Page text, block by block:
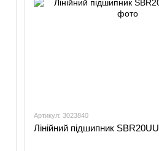
Артикул: 3023840
Лінійний підшипник SBR20UU